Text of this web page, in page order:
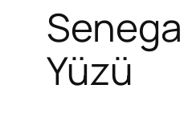
Yüzü